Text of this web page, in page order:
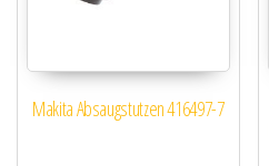
Makita Absaugstutzen 416497-7